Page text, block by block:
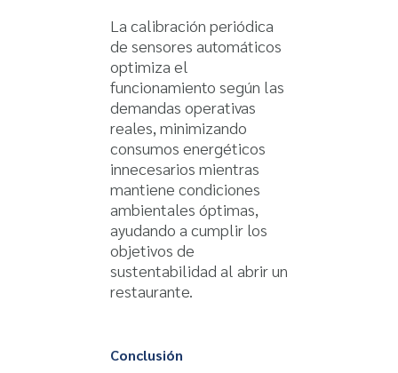
La calibración periódica
de sensores automáticos
optimiza el
funcionamiento según las
demandas operativas
reales, minimizando
consumos energéticos
innecesarios mientras
mantiene condiciones
ambientales óptimas,
ayudando a cumplir los
objetivos de
sustentabilidad al abrir un
restaurante.
Conclusión